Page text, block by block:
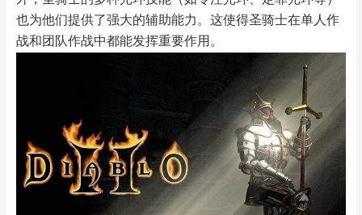
也为他们提供了强大的辅助能力。这使得圣骑士在单人作
战和团队作战中都能发挥重要作用。